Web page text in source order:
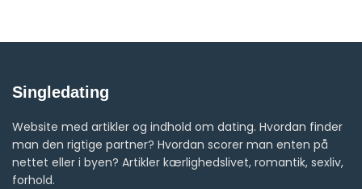
Singledating
Website med artikler og indhold om dating. Hvordan finder
man den rigtige partner? Hvordan scorer man enten på
nettet eller i byen? Artikler kærlighedslivet, romantik, sexliv,
forhold.